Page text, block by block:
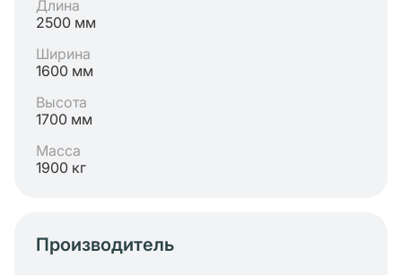
Длина
2500 мм
Ширина
1600 мм
Высота
1700 мм
Масса
1900 кг
Производитель